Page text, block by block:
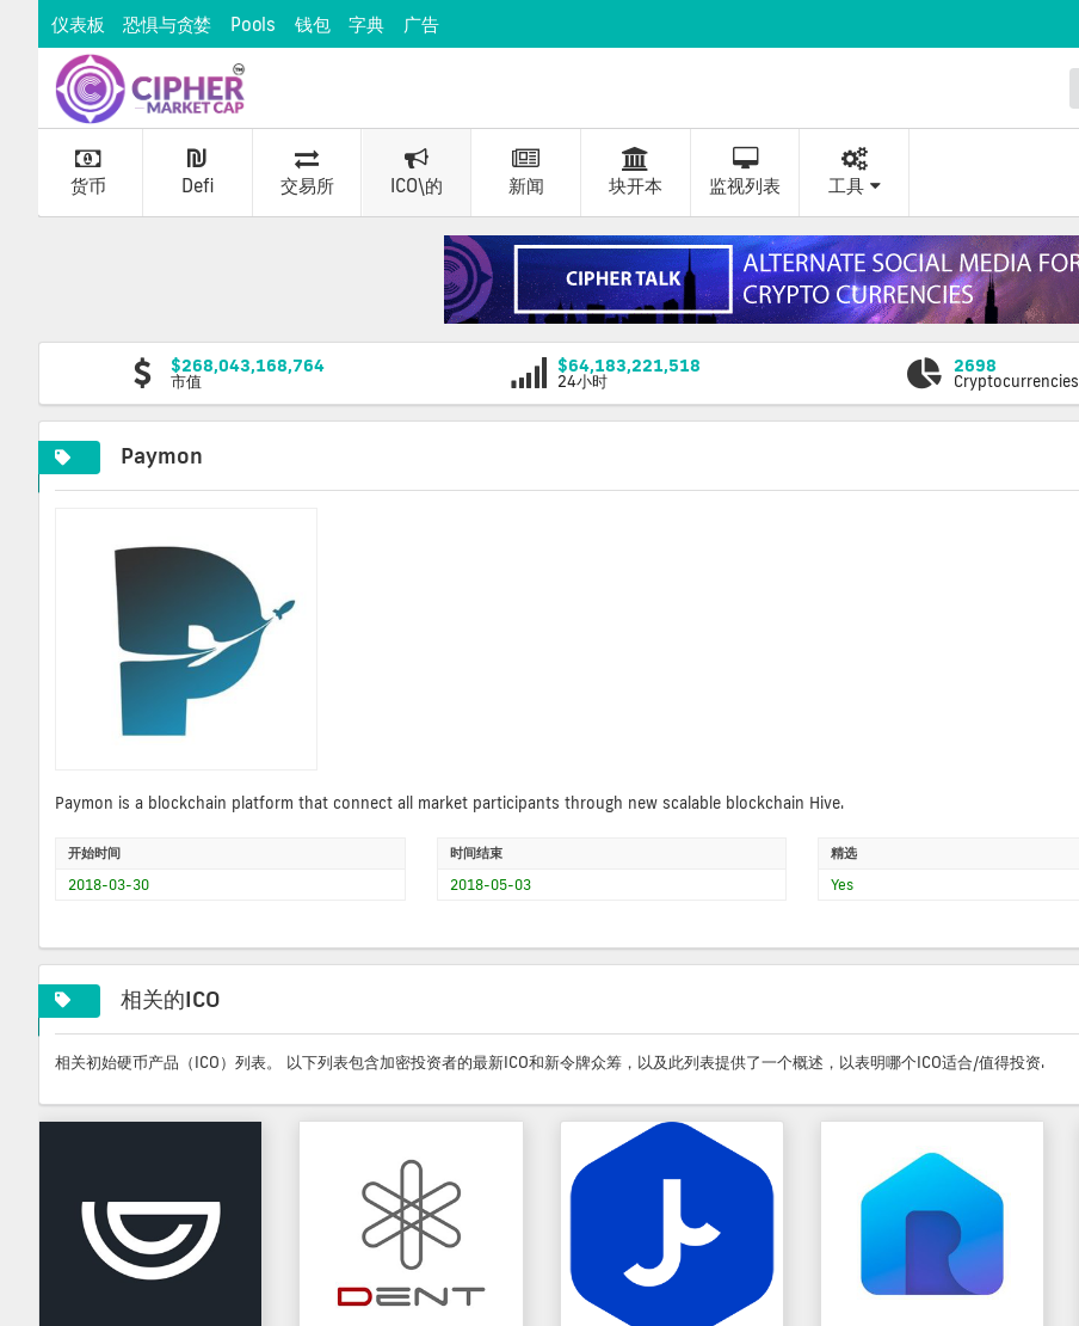
仪表板 恐惧与贪婪 Pools 钱包 字典 广告
货币 Defi 交易所 ICO\的 新闻 块开本 监视列表 工具
$268,043,168,764
市值
$64,183,221,518
24小时
2698
Cryptocurrencies
Paymon
Paymon is a blockchain platform that connect all market participants through new scalable blockchain Hive.
开始时间
2018-03-30
时间结束
2018-05-03
精选
Yes
相关的ICO
相关初始硬币产品（ICO）列表。 以下列表包含加密投资者的最新ICO和新令牌众筹，以及此列表提供了一个概述，以表明哪个ICO适合/值得投资.